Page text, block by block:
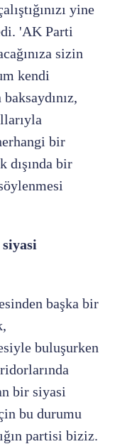
yine
'AK Parti
sizin
kendi
bir
dışında bir
başka bir
buluşurken
bir siyasi
bu durumu
partisi biziz.